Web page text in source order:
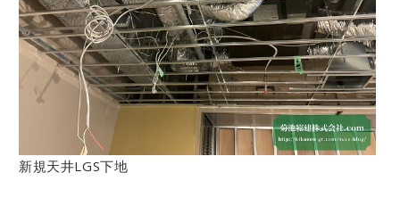
新規天井LGS下地